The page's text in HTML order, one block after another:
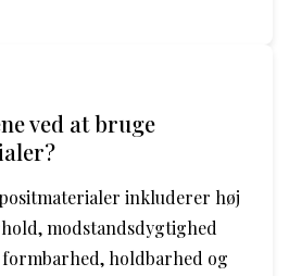
ved at bruge
inkluderer høj
modstandsdygtighed
holdbarhed og